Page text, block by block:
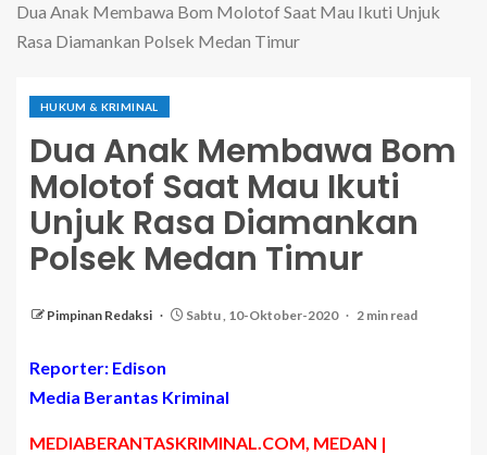
Dua Anak Membawa Bom Molotof Saat Mau Ikuti Unjuk
Rasa Diamankan Polsek Medan Timur
HUKUM & KRIMINAL
Dua Anak Membawa Bom
Molotof Saat Mau Ikuti
Unjuk Rasa Diamankan
Polsek Medan Timur
Pimpinan Redaksi Sabtu , 10-Oktober-2020 2 min read
Reporter: Edison
Media Berantas Kriminal
MEDIABERANTASKRIMINAL.COM, MEDAN |